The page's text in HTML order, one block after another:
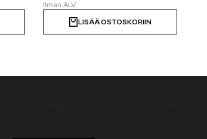
LISÄÄ OSTOSKORIIN